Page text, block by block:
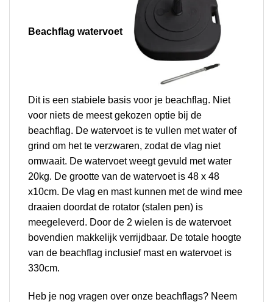
Beachflag watervoet
Dit is een stabiele basis voor je beachflag. Niet
voor niets de meest gekozen optie bij de
beachflag. De watervoet is te vullen met water of
grind om het te verzwaren, zodat de vlag niet
omwaait. De watervoet weegt gevuld met water
20kg. De grootte van de watervoet is 48 x 48
x10cm. De vlag en mast kunnen met de wind mee
draaien doordat de rotator (stalen pen) is
meegeleverd. Door de 2 wielen is de watervoet
bovendien makkelijk verrijdbaar. De totale hoogte
van de beachflag inclusief mast en watervoet is
330cm.
Heb je nog vragen over onze beachflags? Neem